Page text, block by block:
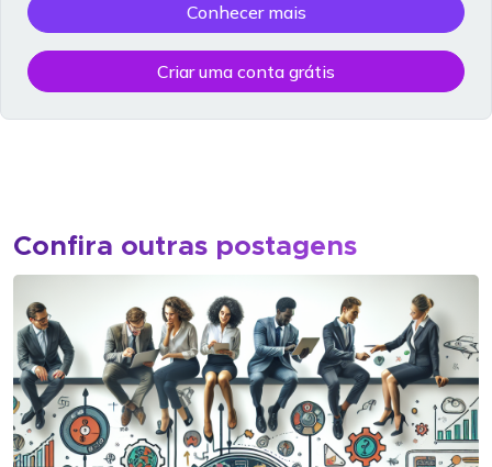
Conhecer mais
Criar uma conta grátis
Confira outras postagens